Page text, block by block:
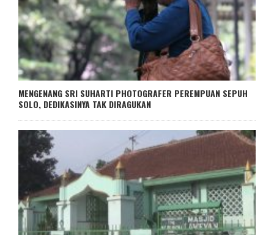
MENGENANG SRI SUHARTI PHOTOGRAFER PEREMPUAN SEPUH
SOLO, DEDIKASINYA TAK DIRAGUKAN